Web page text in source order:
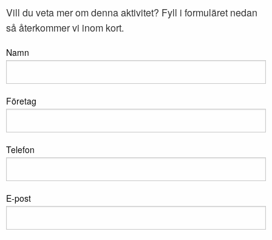
Vill du veta mer om denna aktivitet? Fyll i formuläret nedan
så återkommer vi inom kort.
Namn
Företag
Telefon
E-post